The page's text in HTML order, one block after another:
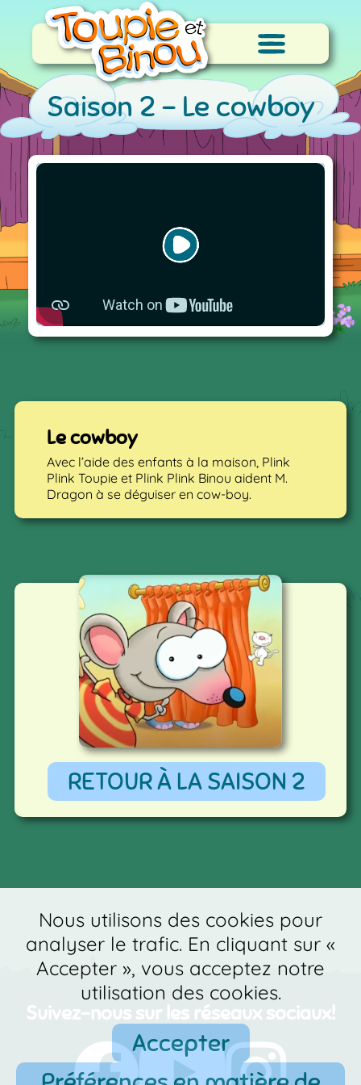
Saison 2 - Le cowboy
Le cowboy
Avec l’aide des enfants à la maison, Plink
Plink Toupie et Plink Plink Binou aident M.
Dragon à se déguiser en cow-boy.
RETOUR À LA SAISON 2
Suivez-nous sur les réseaux sociaux!
Nous utilisons des cookies pour
analyser le trafic. En cliquant sur «
Accepter », vous acceptez notre
utilisation des cookies.
Accepter